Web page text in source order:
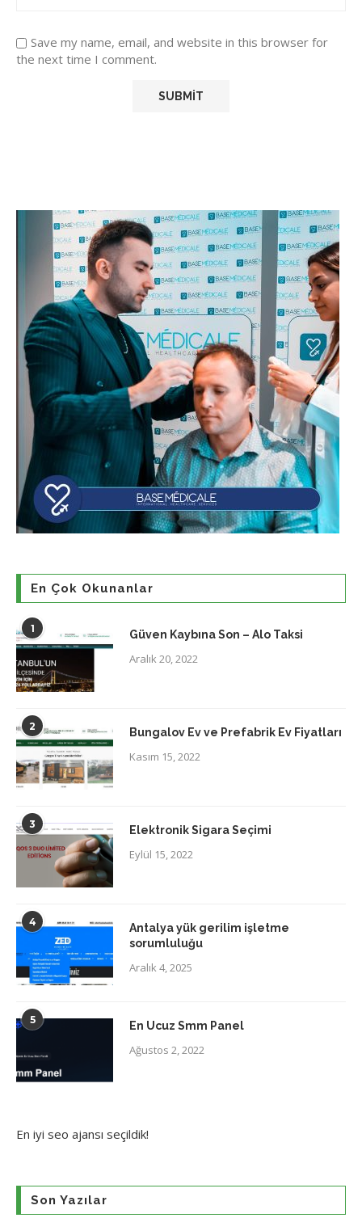
Save my name, email, and website in this browser for
the next time I comment.
En Çok Okunanlar
1 Güven Kaybına Son – Alo Taksi
Aralık 20, 2022
2 Bungalov Ev ve Prefabrik Ev Fiyatları
Kasım 15, 2022
3 Elektronik Sigara Seçimi
Eylül 15, 2022
4
Antalya yük gerilim işletme
sorumluluğu
Aralık 4, 2025
5 En Ucuz Smm Panel
Ağustos 2, 2022
En iyi seo ajansı seçildik!
Son Yazılar